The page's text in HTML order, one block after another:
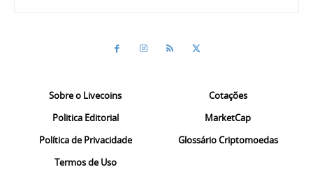
Sobre o Livecoins
Politica Editorial
Política de Privacidade
Termos de Uso
Cotações
MarketCap
Glossário Criptomoedas